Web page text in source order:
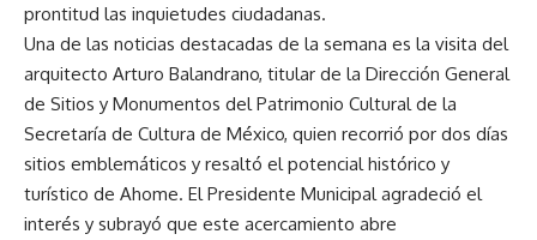
prontitud las inquietudes ciudadanas.
Una de las noticias destacadas de la semana es la visita del
arquitecto Arturo Balandrano, titular de la Dirección General
de Sitios y Monumentos del Patrimonio Cultural de la
Secretaría de Cultura de México, quien recorrió por dos días
sitios emblemáticos y resaltó el potencial histórico y
turístico de Ahome. El Presidente Municipal agradeció el
interés y subrayó que este acercamiento abre